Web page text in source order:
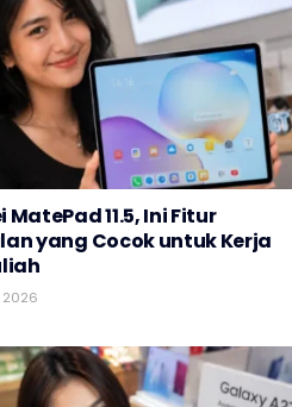
MatePad 11.5, Ini Fitur
yang Cocok untuk Kerja
2026